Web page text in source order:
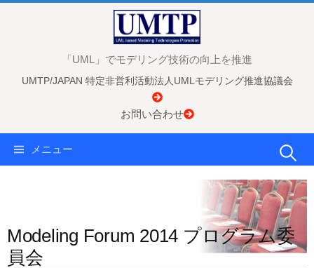
「UML」でモデリング技術の向上を推進
UMTP/JAPAN 特定非営利活動法人UMLモデリング推進協議会
お問い合わせ
メニュー 検
索:
Modeling Forum 2014 プログラム委
員会